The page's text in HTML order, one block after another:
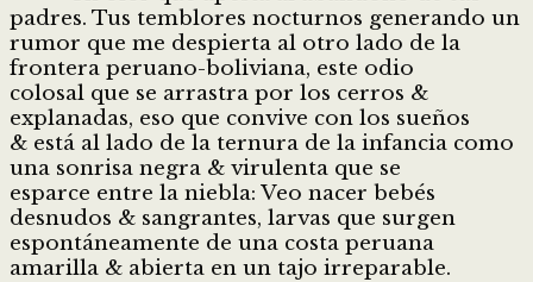
padres. Tus temblores nocturnos generando un
rumor que me despierta al otro lado de la
frontera peruano-boliviana, este odio
colosal que se arrastra por los cerros &
explanadas, eso que convive con los sueños
& está al lado de la ternura de la infancia como
una sonrisa negra & virulenta que se
esparce entre la niebla: Veo nacer bebés
desnudos & sangrantes, larvas que surgen
espontáneamente de una costa peruana
amarilla & abierta en un tajo irreparable.